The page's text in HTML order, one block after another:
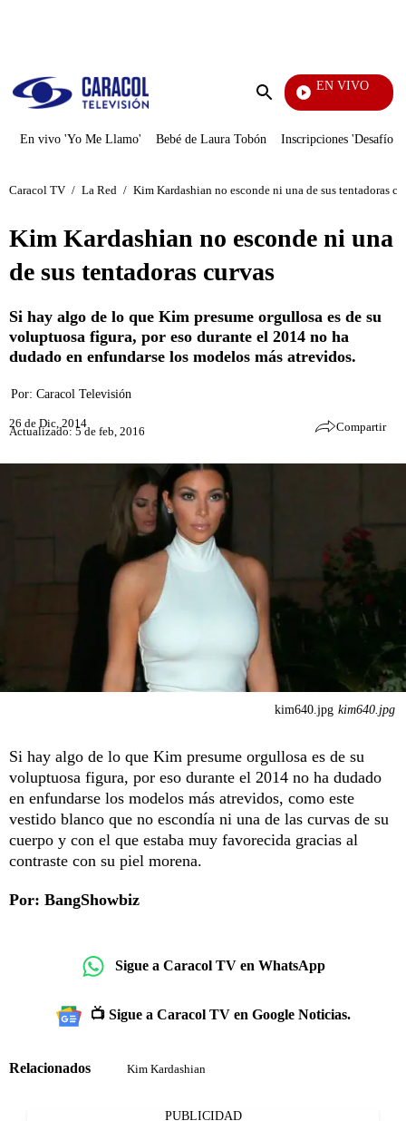
Enviar
EN VIVO
En vivo 'Yo Me Llamo' Bebé de Laura Tobón Inscripciones 'Desafío'
Caracol TV / La Red / Kim Kardashian no esconde ni una de sus tentadoras
Kim Kardashian no esconde ni una
de sus tentadoras curvas
Si hay algo de lo que Kim presume orgullosa es de su
voluptuosa figura, por eso durante el 2014 no ha
dudado en enfundarse los modelos más atrevidos.
Por: Caracol Televisión
26 de Dic, 2014
Actualizado: 5 de feb, 2016 Compartir
kim640.jpg kim640.jpg
Si hay algo de lo que Kim presume orgullosa es de su
voluptuosa figura, por eso durante el 2014 no ha dudado
en enfundarse los modelos más atrevidos, como este
vestido blanco que no escondía ni una de las curvas de su
cuerpo y con el que estaba muy favorecida gracias al
contraste con su piel morena.
Por: BangShowbiz
Sigue a Caracol TV en WhatsApp
📺 Sigue a Caracol TV en Google Noticias.
Relacionados Kim Kardashian
PUBLICIDAD